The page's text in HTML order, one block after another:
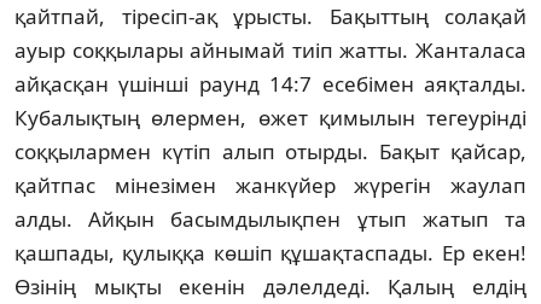
қайтпай, тiресiп-ақ ұрысты. Бақыттың солақай
ауыр соққылары айнымай тиiп жатты. Жанталаса
айқасқан үшiншi раунд 14:7 есебiмен аяқталды.
Кубалықтың өлермен, өжет қимылын тегеурiндi
соққылармен күтiп алып отырды. Бақыт қайсар,
қайтпас мiнезiмен жанкүйер жүрегiн жаулап
алды. Айқын басымдылықпен ұтып жатып та
қашпады, қулыққа көшiп құшақтаспады. Ер екен!
Өзiнiң мықты екенiн дәлелдедi. Қалың елдiң